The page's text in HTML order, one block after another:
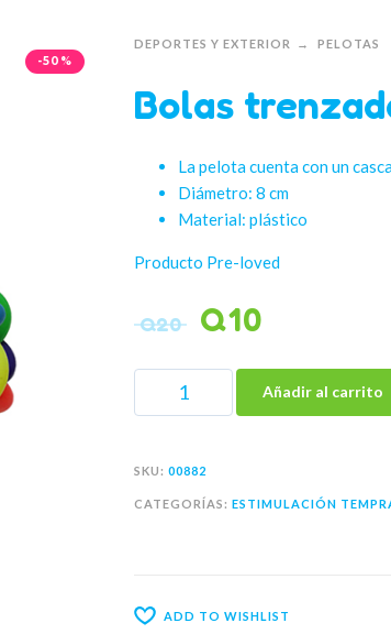
-50%
DEPORTES Y EXTERIOR PELOTAS
Bolas
La pelota cuenta con un
Diámetro: 8 cm
Material: plástico
Producto Pre-loved
Q20 Q10
Añadir al carrito
SKU: 00882
CATEGORÍAS: ESTIMULACIÓN
ADD TO WISHLIST